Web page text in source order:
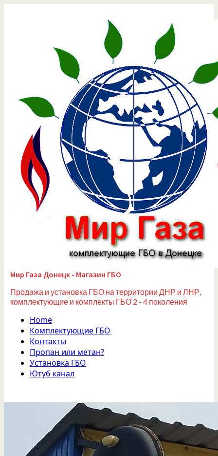
Мир Газа Донецк - Магазин ГБО
Продажа и установка ГБО на территории ДНР и ЛНР,
комплектующие и комплекты ГБО 2 - 4 поколения
Home
Комплектующие ГБО
Контакты
Пропан или метан?
Установка ГБО
Ютуб канал